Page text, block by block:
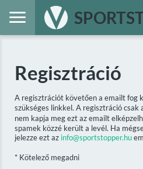
Regisztráció
A regisztrációt követően a emailt fog
szükséges linkkel. A regisztráció csak
nem kapja meg ezt az emailt
spamek közzé került a levél. Ha
jelezze ezt az info@sportstopper.hu
* Kötelező megadni